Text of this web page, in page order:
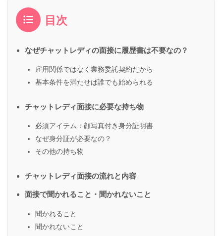
目次
なぜチャットレディの面接に履歴書は不要なの？
雇用関係ではなく業務委託契約だから
基本条件を満たせば誰でも始められる
チャットレディ面接に必要な持ち物
必須アイテム：顔写真付き身分証明書
なぜ身分証が必要なの？
その他の持ち物
チャットレディ面接の流れと内容
面接で聞かれること・聞かれないこと
聞かれること
聞かれないこと